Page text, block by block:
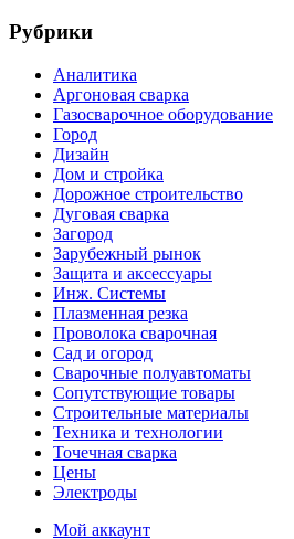
Рубрики
Аналитика
Аргоновая сварка
Газосварочное оборудование
Город
Дизайн
Дом и стройка
Дорожное строительство
Дуговая сварка
Загород
Зарубежный рынок
Защита и аксессуары
Инж. Системы
Плазменная резка
Проволока сварочная
Сад и огород
Сварочные полуавтоматы
Сопутствующие товары
Строительные материалы
Техника и технологии
Точечная сварка
Цены
Электроды
Мой аккаунт